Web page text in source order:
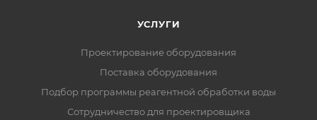
УСЛУГИ
Проектирование оборудования
Поставка оборудования
Подбор программы реагентной обработки воды
Сотрудничество для проектировщика